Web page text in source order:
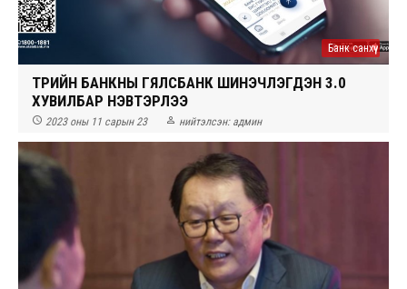
Банк санхүү
ТӨРИЙН БАНКНЫ ГЯЛСБАНК ШИНЭЧЛЭГДЭН 3.0
ХУВИЛБАР НЭВТЭРЛЭЭ
 2023 оны 11 сарын 23  нийтэлсэн: админ